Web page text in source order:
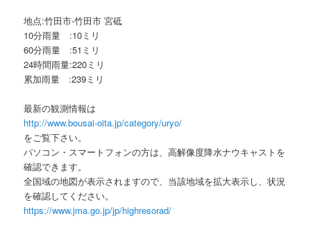
地点:竹田市-竹田市 宮砥
10分雨量 :10ミリ
60分雨量 :51ミリ
24時間雨量:220ミリ
累加雨量 :239ミリ
最新の観測情報は
http://www.bousai-oita.jp/category/uryo/
をご覧下さい。
パソコン・スマートフォンの方は、高解像度降水ナウキャストを
確認できます。
全国域の地図が表示されますので、当該地域を拡大表示し、状況
を確認してください。
https://www.jma.go.jp/jp/highresorad/